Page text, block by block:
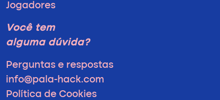
Jogadores
Você tem
alguma dúvida?
Perguntas e respostas
info@pala-hack.com
Política de Cookies